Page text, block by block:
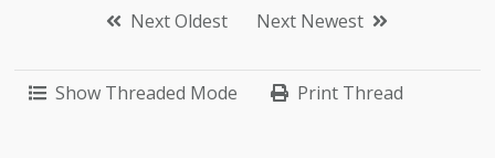
Next Oldest Next Newest
Show Threaded Mode Print Thread